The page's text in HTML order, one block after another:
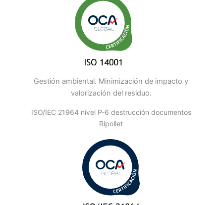
Gestión ambiental. Minimización de impacto y
valorización del residuo.
ISO/IEC 21964 nivel P-6 destrucción documentos
Ripollet